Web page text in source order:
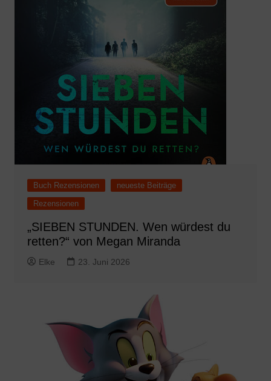
Buch Rezensionen
neueste Beiträge
Rezensionen
„SIEBEN STUNDEN. Wen würdest du
retten?“ von Megan Miranda
Elke 23. Juni 2026